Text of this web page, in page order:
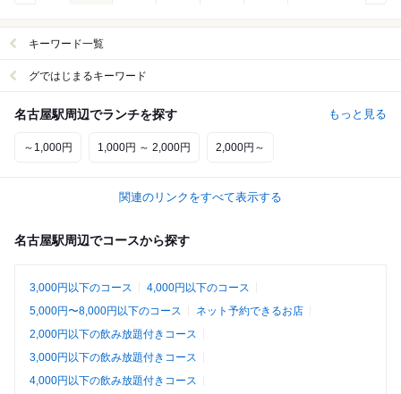
キーワード一覧
グではじまるキーワード
名古屋駅周辺でランチを探す もっと見る
～1,000円 1,000円 ～ 2,000円 2,000円～
関連のリンクをすべて表示する
名古屋駅周辺でコースから探す
3,000円以下のコース
4,000円以下のコース
5,000円〜8,000円以下のコース
ネット予約できるお店
2,000円以下の飲み放題付きコース
3,000円以下の飲み放題付きコース
4,000円以下の飲み放題付きコース